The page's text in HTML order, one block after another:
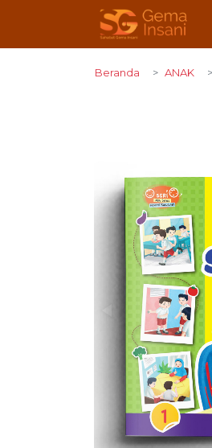
Beranda ANAK